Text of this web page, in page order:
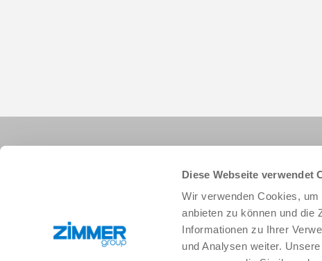
Diese Webseite verwendet
Wir verwenden Cookies,
anbieten zu können und die
Informationen zu Ihrer
und Analysen weiter.
+33 388 833896 info.fr@zimmer-group.com